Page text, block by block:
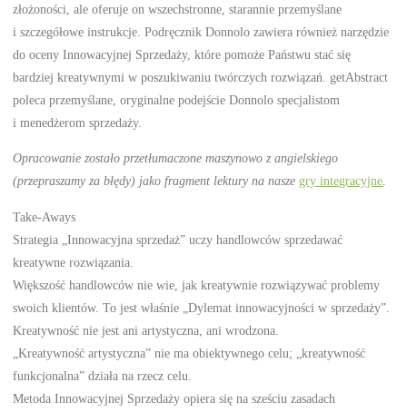
złożoności, ale oferuje on wszechstronne, starannie przemyślane
i szczegółowe instrukcje. Podręcznik Donnolo zawiera również narzędzie
do oceny Innowacyjnej Sprzedaży, które pomoże Państwu stać się
bardziej kreatywnymi w poszukiwaniu twórczych rozwiązań. getAbstract
poleca przemyślane, oryginalne podejście Donnolo specjalistom
i menedżerom sprzedaży.
Opracowanie zostało przetłumaczone maszynowo z angielskiego
(przepraszamy za błędy) jako fragment lektury na nasze gry integracyjne.
Take-Aways
Strategia „Innowacyjna sprzedaż” uczy handlowców sprzedawać
kreatywne rozwiązania.
Większość handlowców nie wie, jak kreatywnie rozwiązywać problemy
swoich klientów. To jest właśnie „Dylemat innowacyjności w sprzedaży”.
Kreatywność nie jest ani artystyczna, ani wrodzona.
„Kreatywność artystyczna” nie ma obiektywnego celu; „kreatywność
funkcjonalna” działa na rzecz celu.
Metoda Innowacyjnej Sprzedaży opiera się na sześciu zasadach